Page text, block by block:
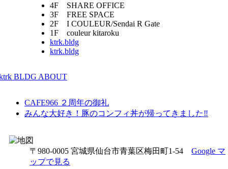
4F SHARE OFFICE
3F FREE SPACE
2F I COULEUR/Sendai R Gate
1F couleur kitaroku
ktrk.bldg
ktrk.bldg
BLDG ABOUT
CAFE966 ２周年の御礼
みんな大好き！豚のコンフィ丼が帰ってきました‼
〒980-0005 宮城県仙台市青葉区梅田町1-54 Google マ
ップで見る